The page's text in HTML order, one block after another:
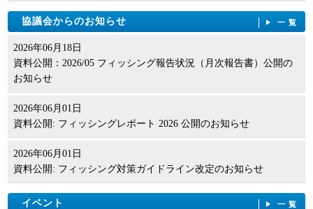
協議会からのお知らせ 一覧
2026年06月18日
資料公開：2026/05 フィッシング報告状況（月次報告書）公開の
お知らせ
2026年06月01日
資料公開: フィッシングレポート 2026 公開のお知らせ
2026年06月01日
資料公開: フィッシング対策ガイドライン改定のお知らせ
イベント 一覧